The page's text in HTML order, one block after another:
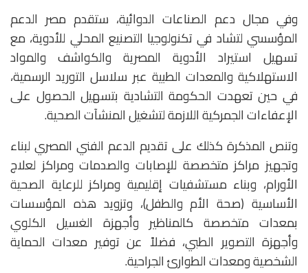
وفي مجال دعم الصناعات الدوائية، ستقدم مصر الدعم
المؤسسي لتشاد في تكنولوجيا التصنيع المحلي للأدوية، مع
تسهيل استيراد الأدوية المصرية والكواشف والمواد
الاستهلاكية والمعدات الطبية عبر سلاسل التوريد الرسمية،
في حين تعهدت الحكومة التشادية بتسهيل الحصول على
الإعفاءات الجمركية اللازمة لتشغيل المنشآت الصحية.
وتنص المذكرة كذلك على تقديم الدعم الفني المصري لبناء
وتجهيز مراكز متخصصة للإصابات والصدمات ومراكز لعلاج
الأورام، وبناء مستشفيات إقليمية ومراكز للرعاية الصحية
الأساسية (صحة الأم والطفل)، وتزويد هذه المؤسسات
بمعدات متخصصة كالمناظير وأجهزة الغسيل الكلوي
وأجهزة التصوير الطبي، فضلاً عن توفير معدات الحماية
الشخصية ومعدات الطوارئ الجراحية.